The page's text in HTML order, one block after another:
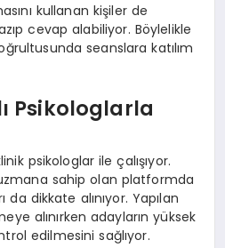
kullanan kişiler de
cevap alabiliyor. Böylelikle
seanslara katılım
Psikologlarla
psikologlar ile çalışıyor.
sahip olan platformda
dikkate alınıyor. Yapılan
alınırken adayların yüksek
edilmesini sağlıyor.